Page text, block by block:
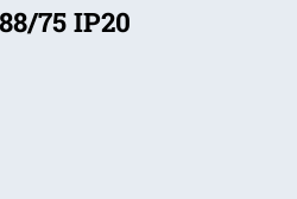
75 IP20